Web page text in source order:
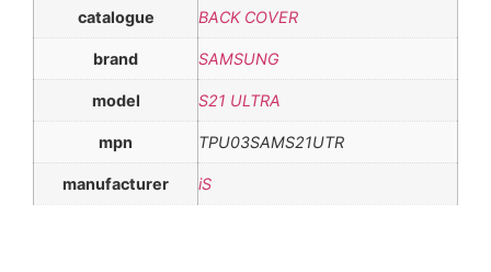
catalogue BACK COVER
brand SAMSUNG
model S21 ULTRA
mpn TPU03SAMS21UTR
manufacturer iS